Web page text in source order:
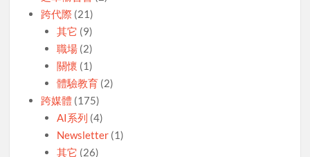
跨代際 (21)
其它 (9)
職場(2)
關懷 (1)
體驗教育(2)
跨媒體 (175)
AI系列 (4)
Newsletter(1)
其它 (26)